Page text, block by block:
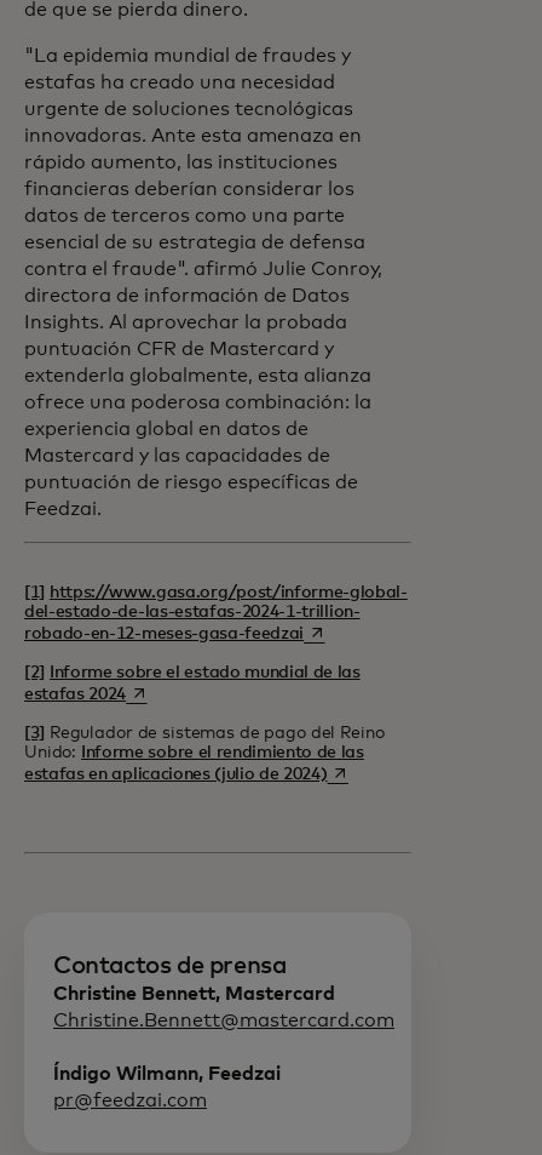
de que se pierda dinero.
"La epidemia mundial de fraudes y
estafas ha creado una necesidad
urgente de soluciones tecnológicas
innovadoras. Ante esta amenaza en
rápido aumento, las instituciones
financieras deberían considerar los
datos de terceros como una parte
esencial de su estrategia de defensa
contra el fraude". afirmó Julie Conroy,
directora de información de Datos
Insights. Al aprovechar la probada
puntuación CFR de Mastercard y
extenderla globalmente, esta alianza
ofrece una poderosa combinación: la
experiencia global en datos de
Mastercard y las capacidades de
puntuación de riesgo específicas de
Feedzai.
[1]
https://www.gasa.org/post/informe-global-
del-estado-de-las-estafas-2024-1-trillion-
robado-en-12-meses-gasa-feedzai se abre en una pestaña nueva
[2]
Informe sobre el estado mundial de las
estafas 2024 se abre en una pestaña nueva
[3]
Regulador de sistemas de pago del Reino
Unido:
Informe sobre el rendimiento de las
estafas en aplicaciones (julio de 2024)se abre en una pestaña
Contactos de prensa
Christine Bennett, Mastercard
Christine.Bennett@mastercard.com
Índigo Wilmann, Feedzai
pr@feedzai.com